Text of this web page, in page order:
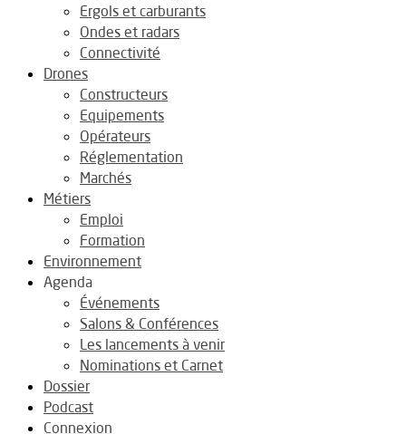
Ergols et carburants
Ondes et radars
Connectivité
Drones
Constructeurs
Equipements
Opérateurs
Réglementation
Marchés
Métiers
Emploi
Formation
Environnement
Agenda
Événements
Salons & Conférences
Les lancements à venir
Nominations et Carnet
Dossier
Podcast
Connexion